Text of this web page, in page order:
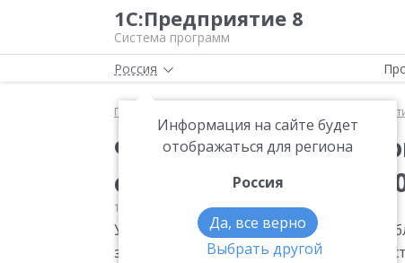
1С:Предприятие 8
Система программ
Россия
Информация на сайте будет
отображаться для региона
Россия
Да, все верно
Выбрать другой
Главная
Форма
отчета на 1 октября
17.07.2019 Статистика
Утверждена форма статистического
замещавших государственные